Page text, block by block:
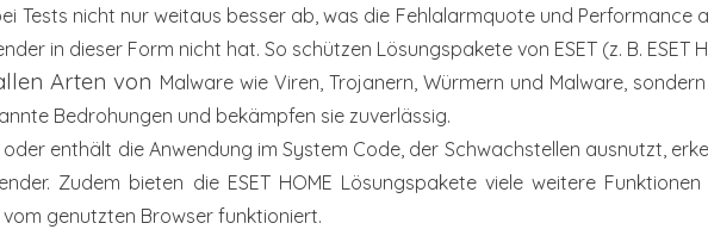
Tests nicht nur weitaus besser ab, was die Fehlalarmquote und Performance
in dieser Form nicht hat. So schützen Lösungspakete von ESET (z. B. ESET
Arten von Malware wie Viren, Trojanern, Würmern und Malware,
Bedrohungen und bekämpfen siezuverlässig.
enthält die Anwendung im System Code, der Schwachstellen ausnutzt,
Zudem bieten die ESET HOME Lösungspakete viele weitere
genutzten Browser funktioniert.